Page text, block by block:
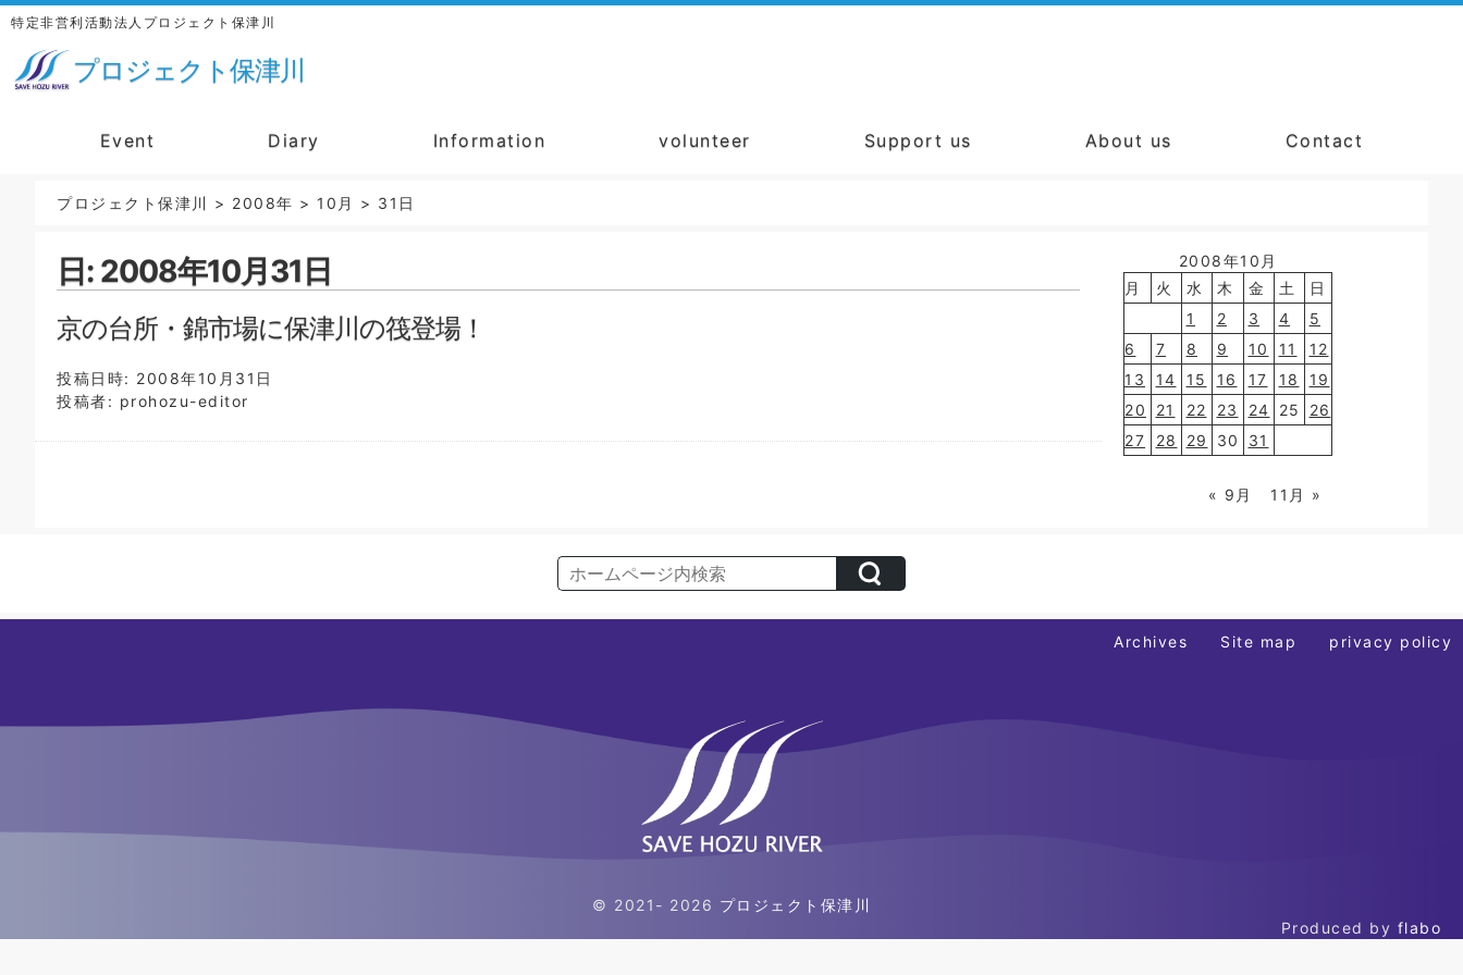
特定非営利活動法人プロジェクト保津川
プロジェクト保津川
Event Diary Information volunteer Support us About us Contact
プロジェクト保津川 > 2008年 > 10月 > 31日
日: 2008年10月31日
京の台所・錦市場に保津川の筏登場！
投稿日時: 2008年10月31日
投稿者: prohozu-editor
2008年10月
月
火 水 木 金 土
日
1
2 3 4
5
6
7 8 9 10 11
12
13
14 15 16 17 18
19
20
21 22 23 24 25
26
27
28 29 30 31
« 9月 11月 »
Archives Site map privacy policy
© 2021- 2026 プロジェクト保津川
Produced by flabo